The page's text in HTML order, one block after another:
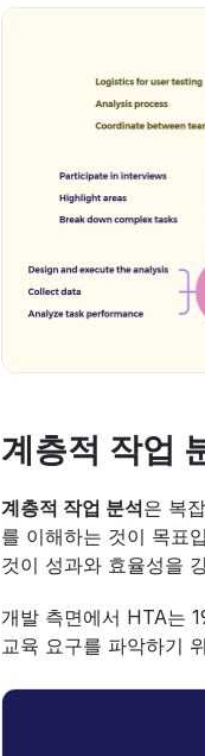
계층적 작업
계층적 작업 분석은 복
를 이해하는 것이 목표
것이 성과와 효율성을
개발 측면에서 HTA는
교육 요구를 파악하기